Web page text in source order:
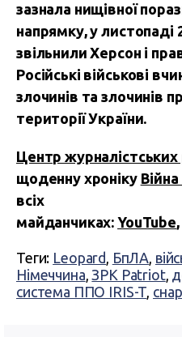
зазнала нищівної
напрямку, у листопаді
звільнили Херсон і
Російські військові
злочинів та злочинів
території України.
Центр журналістських
щоденну хроніку
всіх
майданчиках:YouTube,
Теги: Leopard, БпЛА,
Німеччина,ЗРК Patriot,
система ППО IRIS-T,